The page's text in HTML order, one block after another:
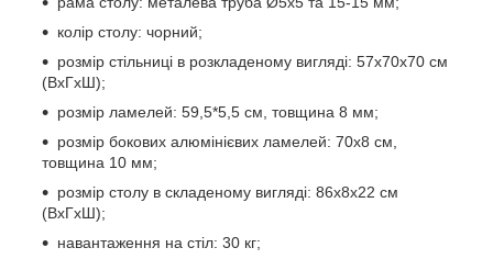
колір столу: чорний;
розмір стільниці в розкладеному вигляді: 57х70х70 см
(ВхГхШ);
розмір ламелей: 59,5*5,5 см, товщина 8 мм;
розмір бокових алюмінієвих ламелей: 70х8 см,
товщина 10 мм;
розмір столу в складеному вигляді: 86х8х22 см
(ВхГхШ);
навантаження на стіл: 30 кг;